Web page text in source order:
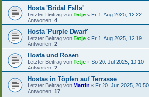
Hosta 'Bridal Falls'
Letzter Beitrag von Tetje « Fr 1. Aug 2025, 12:22
Antworten: 4
Hosta 'Purple Dwarf'
Letzter Beitrag von Tetje « Fr 1. Aug 2025, 12:19
Antworten: 2
Hosta und Rosen
Letzter Beitrag von Tetje « So 20. Jul 2025, 10:10
Antworten: 2
Hostas in Töpfen auf Terrasse
Letzter Beitrag von Martin « Fr 20. Jun 2025, 20:50
Antworten: 17